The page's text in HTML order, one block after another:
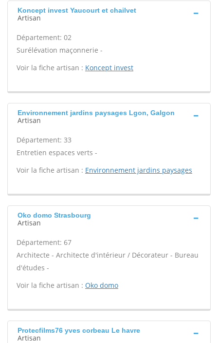
Koncept invest Yaucourt et chailvet
Artisan
Département: 02
Surélévation maçonnerie -
Voir la fiche artisan : Koncept invest
Environnement jardins paysages Lgon, Galgon
Artisan
Département: 33
Entretien espaces verts -
Voir la fiche artisan : Environnement jardins paysages
Oko domo Strasbourg
Artisan
Département: 67
Architecte - Architecte d'intérieur / Décorateur - Bureau
d'études -
Voir la fiche artisan : Oko domo
Protecfilms76 yves corbeau Le havre
Artisan